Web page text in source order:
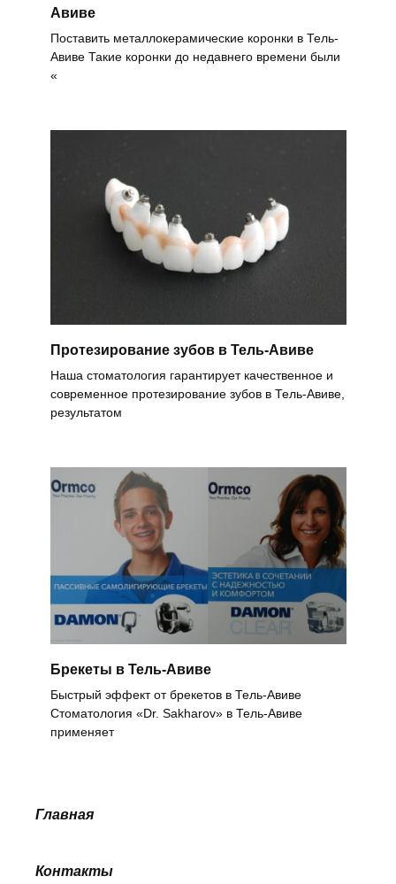
Авиве
Поставить металлокерамические коронки в Тель-
Авиве Такие коронки до недавнего времени были
«
Протезирование зубов в Тель-Авиве
Наша стоматология гарантирует качественное и
современное протезирование зубов в Тель-Авиве,
результатом
Брекеты в Тель-Авиве
Быстрый эффект от брекетов в Тель-Авиве
Стоматология «Dr. Sakharov» в Тель-Авиве
применяет
Главная
Контакты